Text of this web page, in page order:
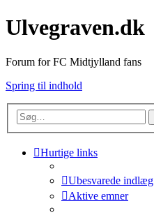
Ulvegraven.dk
Forum for FC Midtjylland fans
Spring til indhold
Hurtige links
Ubesvarede indlæg
Aktive emner